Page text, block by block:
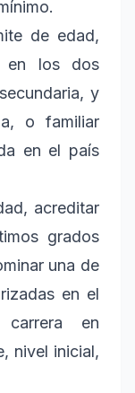
edad,
en los dos
y
o familiar
en el país
acreditar
grados
una de
en el
en
nivel inicial,